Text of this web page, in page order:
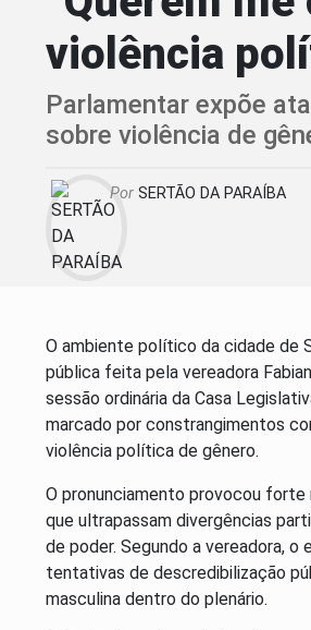
violência
Parlamentar expõe
sobre violência de
Por SERTÃO DA PARAÍBA
O ambiente político da cidade de
pública feita pela vereadora
sessão ordinária da Casa
marcado por constrangimentos
violência política de gênero.
O pronunciamento provocou
que ultrapassam divergências
de poder. Segundo a vereadora,
tentativas de descredibilização
masculina dentro do plenário.